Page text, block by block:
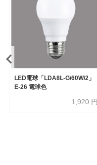
LED電球「LDA8L-G/60W/2」
E-26 電球色
1,920 円